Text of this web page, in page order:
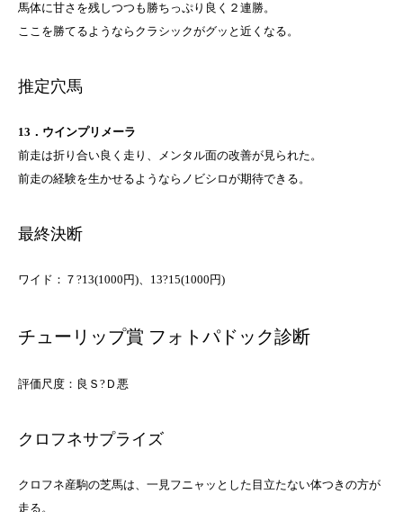
馬体に甘さを残しつつも勝ちっぷり良く２連勝。
ここを勝てるようならクラシックがグッと近くなる。
推定穴馬
13．ウインプリメーラ
前走は折り合い良く走り、メンタル面の改善が見られた。
前走の経験を生かせるようならノビシロが期待できる。
最終決断
ワイド：７?13(1000円)、13?15(1000円)
チューリップ賞 フォトパドック診断
評価尺度：良Ｓ?Ｄ悪
クロフネサプライズ
クロフネ産駒の芝馬は、一見フニャッとした目立たない体つきの方が
走る。